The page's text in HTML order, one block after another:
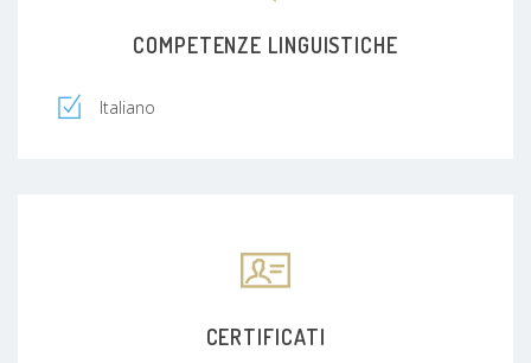
COMPETENZE LINGUISTICHE
Italiano
CERTIFICATI